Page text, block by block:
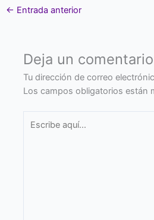
← Entrada anterior
Deja un comentario
Tu dirección de correo
Los campos obligatorios están
aquí...